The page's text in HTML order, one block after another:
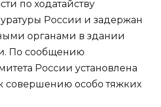
по ходатайству
России и задержан
органами в здании
По сообщению
России установлена
совершению особо тяжких